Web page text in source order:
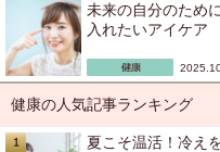
未来の自分のため
入れたいアイケア
健康の人気記事ランキング
夏こそ温活！冷え